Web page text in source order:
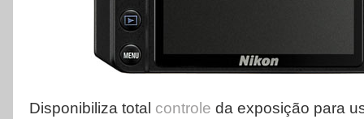
Disponibiliza total controle da exposição para